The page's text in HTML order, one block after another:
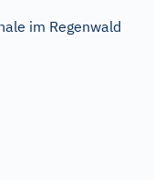
im Regenwald